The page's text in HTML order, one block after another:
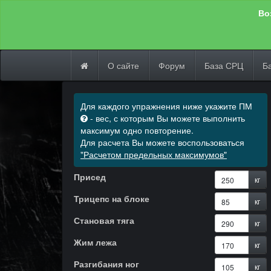
О сайте Форум База СРЦ
Для каждого упражнения ниже укажите ПМ
- вес, с которым Вы можете выполнить
максимум одно повторение.
Для расчета Вы можете воспользоваться
"Расчетом предельных максимумов"
Присед
кг
Трицепс на блоке кг
Становая тяга кг
Жим лежа кг
Разгибания ног кг